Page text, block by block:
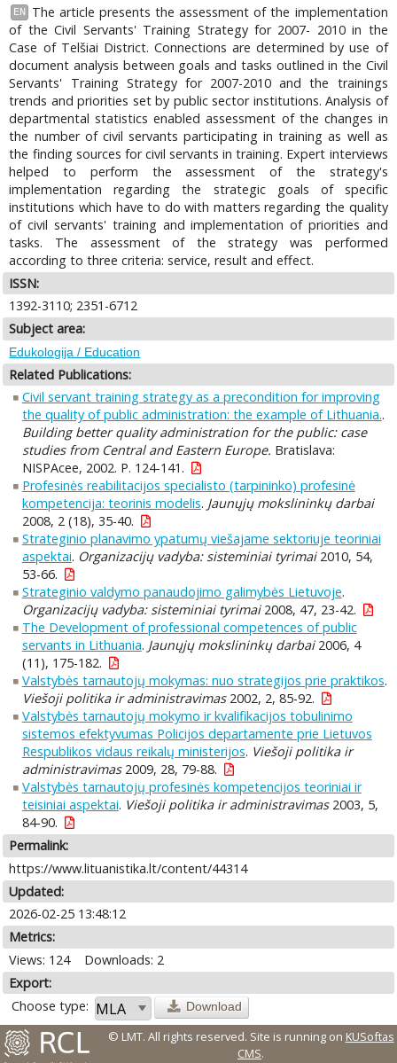
EN
The article presents the assessment of the implementation
of the Civil Servants' Training Strategy for 2007- 2010 in the
Case of Telšiai District. Connections are determined by use of
document analysis between goals and tasks outlined in the Civil
Servants' Training Strategy for 2007-2010 and the trainings
trends and priorities set by public sector institutions. Analysis of
departmental statistics enabled assessment of the changes in
the number of civil servants participating in training as well as
the finding sources for civil servants in training. Expert interviews
helped to perform the assessment of the strategy's
implementation regarding the strategic goals of specific
institutions which have to do with matters regarding the quality
of civil servants' training and implementation of priorities and
tasks. The assessment of the strategy was performed
according to three criteria: service, result and effect.
ISSN:
1392-3110; 2351-6712
Subject area:
Edukologija / Education
Related Publications:
Civil servant training strategy as a precondition for improving
the quality of public administration: the example of Lithuania..
Building better quality administration for the public: case
studies from Central and Eastern Europe. Bratislava:
NISPAcee, 2002. P. 124-141.
Profesinės reabilitacijos specialisto (tarpininko) profesinė
kompetencija: teorinis modelis. Jaunųjų mokslininkų darbai
2008, 2 (18), 35-40.
Strateginio planavimo ypatumų viešajame sektoriuje teoriniai
aspektai. Organizacijų vadyba: sisteminiai tyrimai2010, 54,
53-66.
Strateginio valdymo panaudojimo galimybės Lietuvoje.
Organizacijų vadyba: sisteminiai tyrimai2008, 47, 23-42.
The Development of professional competences of public
servants in Lithuania. Jaunųjų mokslininkų darbai2006, 4
(11), 175-182.
Valstybės tarnautojų mokymas: nuo strategijos prie praktikos.
Viešoji politika ir administravimas2002, 2, 85-92.
Valstybės tarnautojų mokymo ir kvalifikacijos tobulinimo
sistemos efektyvumas Policijos departamente prie Lietuvos
Respublikos vidaus reikalų ministerijos. Viešoji politika ir
administravimas2009, 28, 79-88.
Valstybės tarnautojų profesinės kompetencijos teoriniai ir
teisiniai aspektai. Viešoji politika ir administravimas2003, 5,
84-90.
Permalink:
https://www.lituanistika.lt/content/44314
Updated:
2026-02-25 13:48:12
Metrics:
Views: 124
Downloads: 2
Export:
Choose type:
Download
© LMT. All rights reserved. Site is running on KUSoftas
CMS.